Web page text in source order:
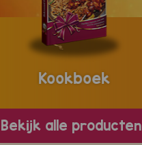
Kookboek
Bekijk alle producten